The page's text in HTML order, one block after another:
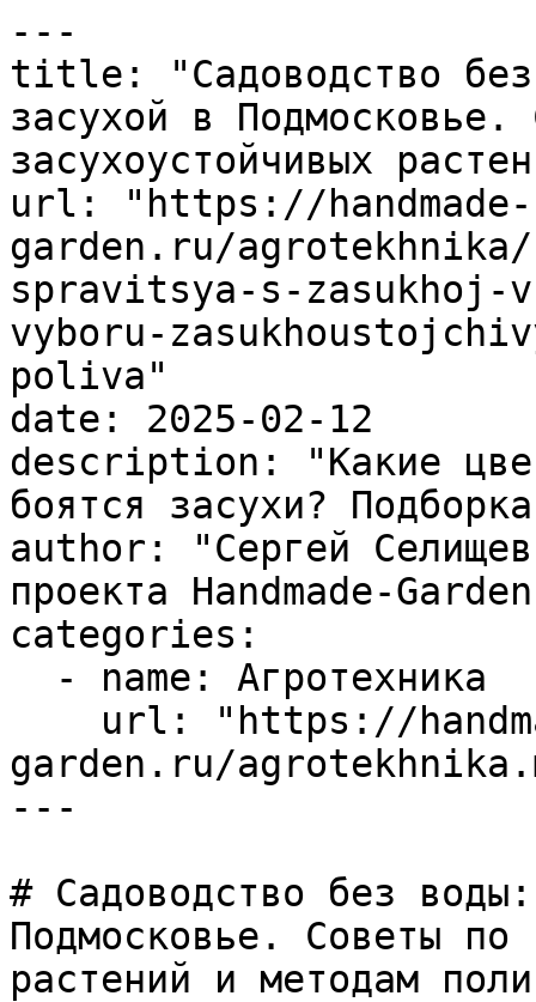
---
title: "Садоводство без
засухой в Подмосковье.
засухоустойчивых
url: "https://handmade-
garden.ru/
spravitsya-s-zasukhoj-
vyboru-
poliva"
date: 2025-02-12
description: "Какие
боятся засухи?
author: "Сергей
проекта Handmade-
categories:
garden.ru/
---
# Садоводство без
Подмосковье. Советы по
растений и методам